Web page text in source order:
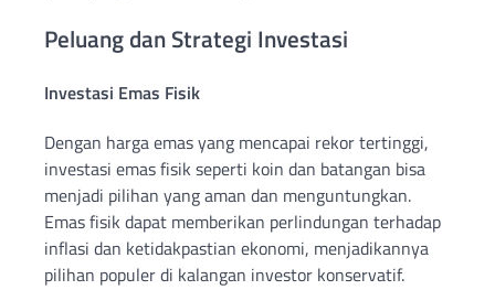
Peluang dan Strategi Investasi
Investasi Emas Fisik
Dengan harga emas yang mencapai rekor tertinggi,
investasi emas fisik seperti koin dan batangan bisa
menjadi pilihan yang aman dan menguntungkan.
Emas fisik dapat memberikan perlindungan terhadap
inflasi dan ketidakpastian ekonomi, menjadikannya
pilihan populer di kalangan investor konservatif.